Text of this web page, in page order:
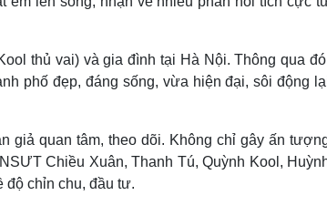
ảnh
Nghệ sĩ
Thời trang
Sao Việt
Tư vấn
Săn
check-
thủ vai) và gia đình tại Hà Nội. Thông qua
phố đẹp, đáng sống, vừa hiện đại, sôi động
giả quan tâm, theo dõi. Không chỉ gây ấn
Chiều Xuân, Thanh Tú, Quỳnh Kool,
chỉn chu, đầu tư.